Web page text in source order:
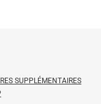
SUPPLÉMENTAIRES